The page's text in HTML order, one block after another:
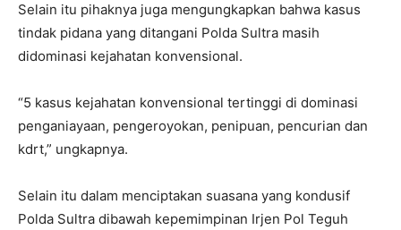
Selain itu pihaknya juga mengungkapkan bahwa kasus
tindak pidana yang ditangani Polda Sultra masih
didominasi kejahatan konvensional.
“5 kasus kejahatan konvensional tertinggi di dominasi
penganiayaan, pengeroyokan, penipuan, pencurian dan
kdrt,” ungkapnya.
Selain itu dalam menciptakan suasana yang kondusif
Polda Sultra dibawah kepemimpinan Irjen Pol Teguh